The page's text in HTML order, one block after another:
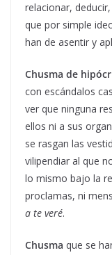
relacionar,
que por simple
han de asentir y
Chusma de
con escándalos
ver que ninguna
ellos ni a sus
se rasgan las
vilipendiar al que
lo mismo bajo la
proclamas, ni
a te veré.
Chusma que se